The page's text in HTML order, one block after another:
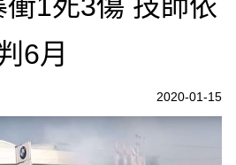
6月
2020-01-15